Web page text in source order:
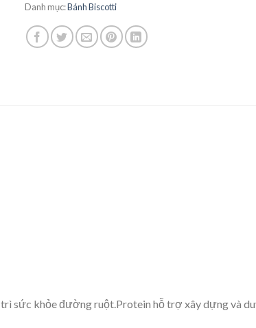
Danh mục:Bánh Biscotti
sức khỏe đường ruột.Protein hỗ trợ xây dựng và